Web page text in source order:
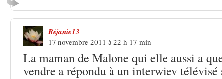
Réjanie13
17 novembre 2011 à 22 h 17 min
La maman de Malone qui elle aussi a
vendre a répondu à un interwiev